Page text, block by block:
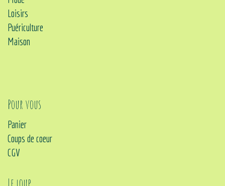
Loisirs
Puériculture
Maison
Pour vous
Panier
Coups de coeur
CGV